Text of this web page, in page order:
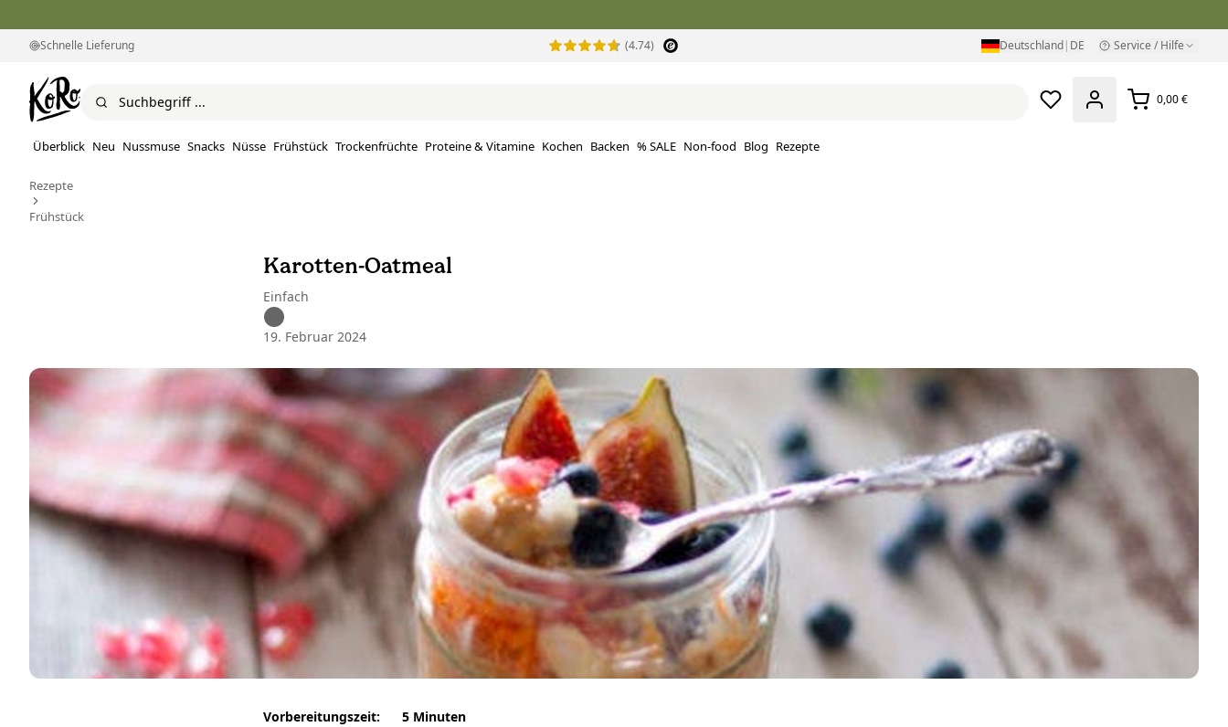
Schnelle Lieferung (4.74) Deutschland| DE Service / Hilfe
0,00 €
Überblick Neu Nussmuse Snacks Nüsse Frühstück Trockenfrüchte Proteine ​​& Vitamine Kochen Backen % SALE Non-food Blog Rezepte
Rezepte
Frühstück
Karotten-Oatmeal
Einfach
19. Februar 2024
Vorbereitungszeit:
5 Minuten